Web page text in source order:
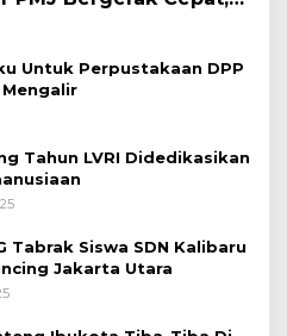
Personel Secara
Untuk Perpustakaan DPP
Mengalir
Tahun LVRI Didedikasikan
Tabrak Siswa SDN Kalibaru
Jakarta Utara